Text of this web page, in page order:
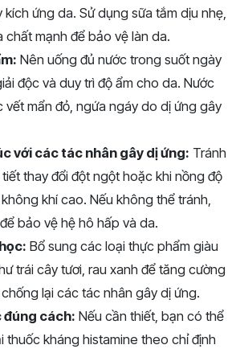
ứng da. Sử dụng sữa tắm dịu nhẹ,
chất mạnh để bảo vệ làn da.
Nên uống đủ nước trong suốt ngày
độc và duy trì độ ẩm cho da. Nước
vết mẩn đỏ, ngứa ngáy do dị ứng gây
với các tác nhân gây dị ứng: Tránh
thay đổi đột ngột hoặc khi nồng độ
khí cao. Nếu không thể tránh,
bảo vệ hệ hô hấp và da.
Bổ sung các loại thực phẩm giàu
trái cây tươi, rau xanh để tăng cường
lại các tác nhân gây dị ứng.
đúng cách: Nếu cần thiết, bạn có thể
thuốc kháng histamine theo chỉ định